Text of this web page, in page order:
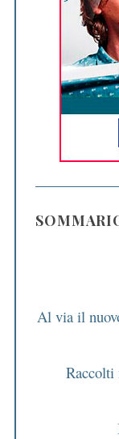
Al via il
Raccolti